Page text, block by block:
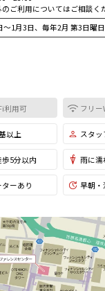
ご利用についてはご相談く
～1月3日、毎年2月 第3日曜日
利用可 フリー
以上 スタッ
5分以内 雨に濡
ーあり 早朝・